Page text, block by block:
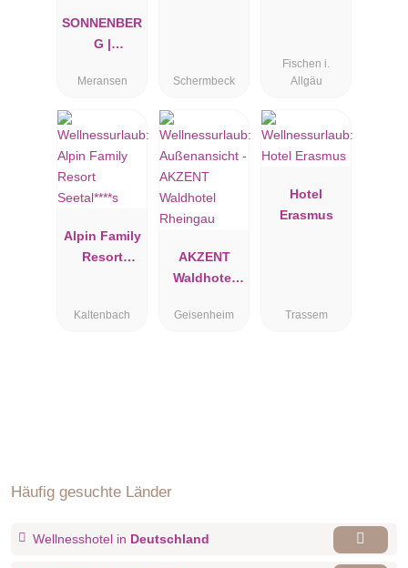
SONNENBER
G |
Dolomites
Meransen Schermbeck
Fischen i.
Allgäu
Alpin Family
Resort
Kaltenbach
AKZENT
Waldhotel
Geisenheim
Hotel
Erasmus
Trassem
Häufig gesuchte Länder
Wellnesshotel in Deutschland